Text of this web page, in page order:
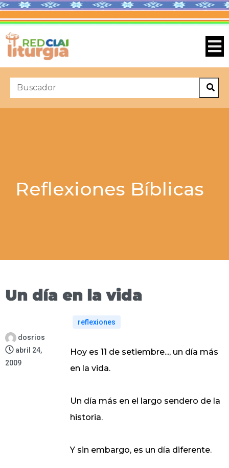
Reflexiones Bíblicas
Un día en la vida
dosrios
abril 24,
2009
reflexiones
Hoy es 11 de setiembre..., un día más
en la vida.
Un día más en el largo sendero de la
historia.
Y sin embargo, es un día diferente.